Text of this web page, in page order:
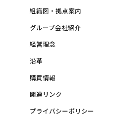
組織図・拠点案内
グループ会社紹介
経営理念
沿革
購買情報
関連リンク
プライバシーポリシー